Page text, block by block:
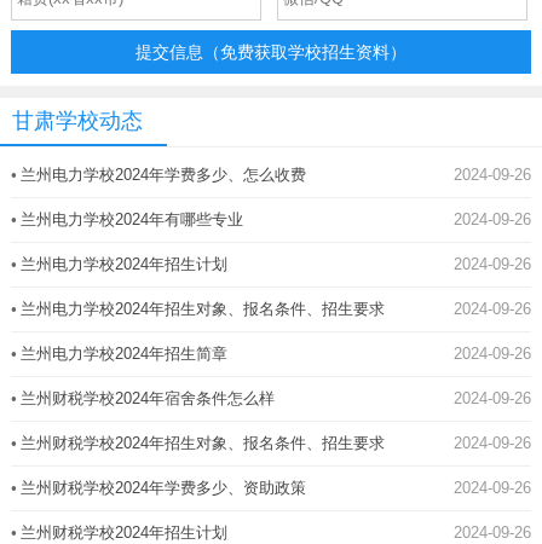
提交信息（免费获取学校招生资料）
甘肃学校动态
• 兰州电力学校2024年学费多少、怎么收费 2024-09-26
• 兰州电力学校2024年有哪些专业 2024-09-26
• 兰州电力学校2024年招生计划 2024-09-26
• 兰州电力学校2024年招生对象、报名条件、招生要求 2024-09-26
• 兰州电力学校2024年招生简章 2024-09-26
• 兰州财税学校2024年宿舍条件怎么样 2024-09-26
• 兰州财税学校2024年招生对象、报名条件、招生要求 2024-09-26
• 兰州财税学校2024年学费多少、资助政策 2024-09-26
• 兰州财税学校2024年招生计划 2024-09-26